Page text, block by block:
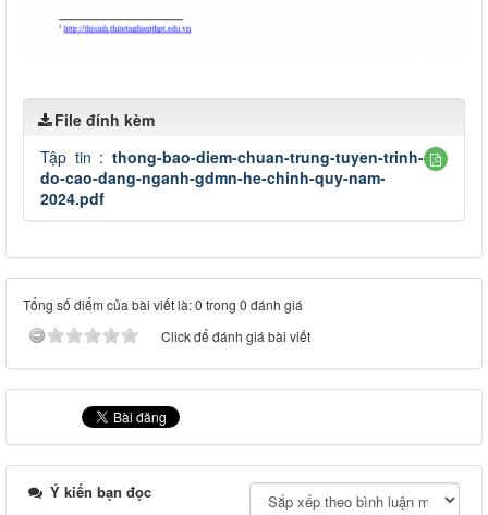
File đính kèm
Tập tin : thong-bao-diem-chuan-trung-tuyen-trinh-
do-cao-dang-nganh-gdmn-he-chinh-quy-nam-
2024.pdf
Tổng số điểm của bài viết là: 0 trong 0 đánh giá
Click để đánh giá bài viết
Ý kiến bạn đọc